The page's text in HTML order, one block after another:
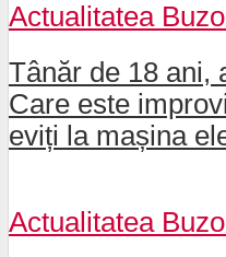
Actualitatea
Tânăr de 18 ani,
Care este
eviți la mașina
Actualitatea